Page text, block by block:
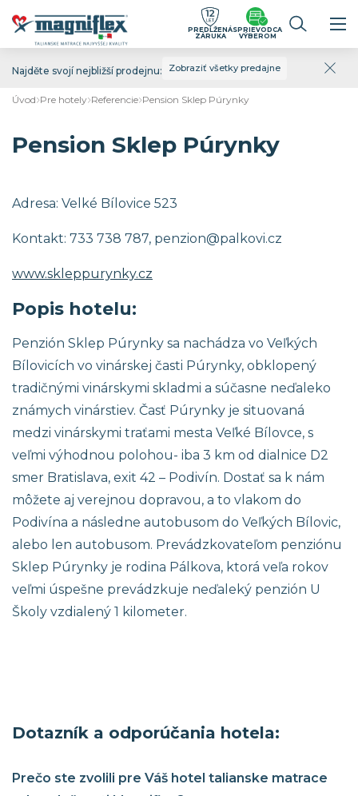
Najděte svojí nejbližší prodejnu: Zobraziť všetky predajne
PREDĹŽENÁ
ZÁRUKA
SPRIEVODCA
VÝBEROM
Úvod Pre hotely Referencie Pension Sklep Púrynky
Pension Sklep Púrynky
Adresa: Velké Bílovice 523
Kontakt: 733 738 787, penzion@palkovi.cz
www.skleppurynky.cz
Popis hotelu:
Penzión Sklep Púrynky sa nachádza vo Veľkých
Bílovicích vo vinárskej časti Púrynky, obklopený
tradičnými vinárskymi skladmi a súčasne neďaleko
známych vinárstiev. Časť Púrynky je situovaná
medzi vinárskymi traťami mesta Veľké Bílovce, s
veľmi výhodnou polohou- iba 3 km od dialnice D2
smer Bratislava, exit 42 – Podivín. Dostať sa k nám
môžete aj verejnou dopravou, a to vlakom do
Podivína a následne autobusom do Veľkých Bílovic,
alebo len autobusom. Prevádzkovateľom penziónu
Sklep Púrynky je rodina Pálkova, ktorá veľa rokov
veľmi úspešne prevádzkuje neďaleký penzión U
Školy vzdialený 1 kilometer.
Dotazník a odporúčania hotela:
Prečo ste zvolili pre Váš hotel talianske matrace